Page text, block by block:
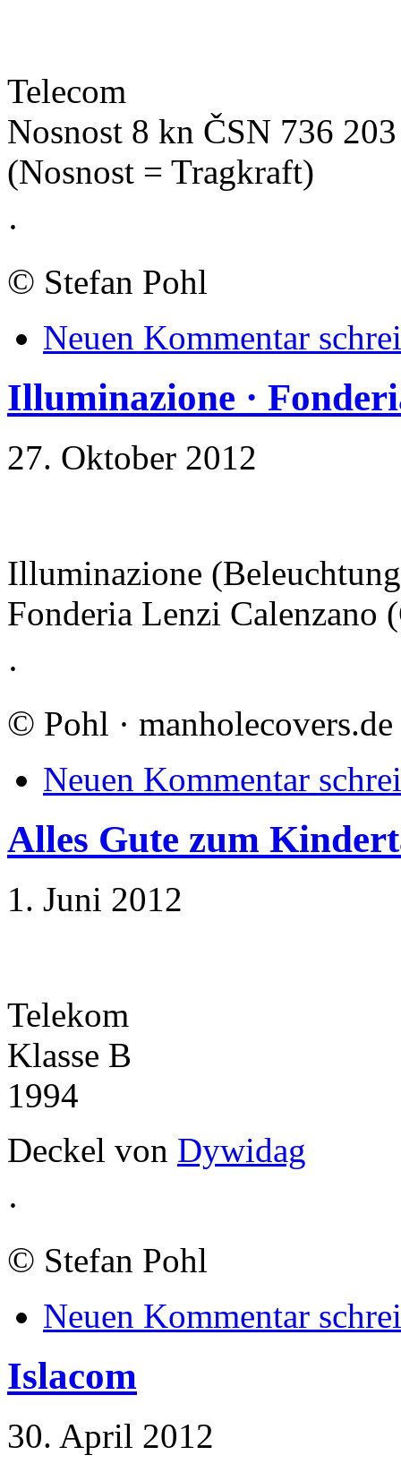
Telecom
Nosnost 8 kn ČSN 736 203
(Nosnost = Tragkraft)
·
© Stefan Pohl
Neuen Kommentar
Illuminazione ·
27. Oktober 2012
Illuminazione
Fonderia Lenzi Calenzano
·
© Pohl · manholecovers.de
Neuen Kommentar
Alles Gute zum
1. Juni 2012
Telekom
Klasse B
1994
Deckel von Dywidag
·
© Stefan Pohl
Neuen Kommentar
Islacom
30. April 2012